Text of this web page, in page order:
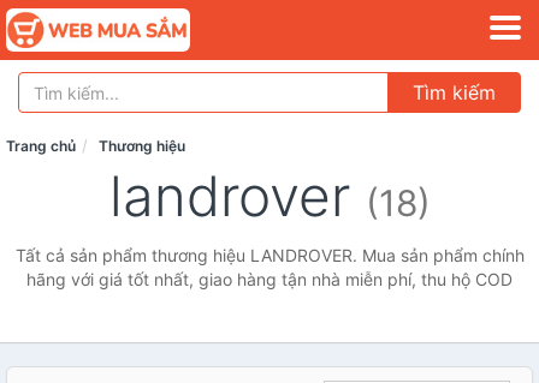
Tìm kiếm
Trang chủ Thương hiệu
landrover (18)
Tất cả sản phẩm thương hiệu LANDROVER. Mua sản phẩm chính
hãng với giá tốt nhất, giao hàng tận nhà miễn phí, thu hộ COD